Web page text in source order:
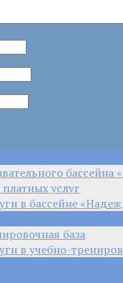
бассейна
услуг
в бассейне
база
в учебно-